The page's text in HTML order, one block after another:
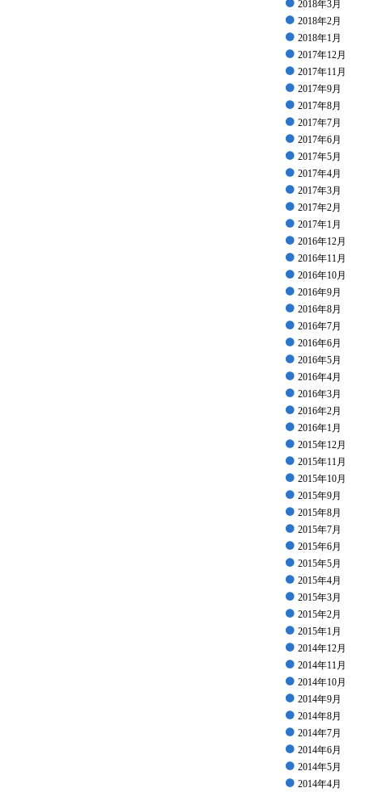
2018年3月
2018年2月
2018年1月
2017年12月
2017年11月
2017年9月
2017年8月
2017年7月
2017年6月
2017年5月
2017年4月
2017年3月
2017年2月
2017年1月
2016年12月
2016年11月
2016年10月
2016年9月
2016年8月
2016年7月
2016年6月
2016年5月
2016年4月
2016年3月
2016年2月
2016年1月
2015年12月
2015年11月
2015年10月
2015年9月
2015年8月
2015年7月
2015年6月
2015年5月
2015年4月
2015年3月
2015年2月
2015年1月
2014年12月
2014年11月
2014年10月
2014年9月
2014年8月
2014年7月
2014年6月
2014年5月
2014年4月